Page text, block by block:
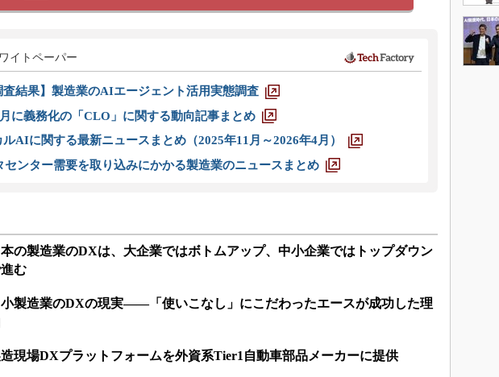
イトペーパー
査結果】製造業のAIエージェント活用実態調査
に義務化の「CLO」に関する動向記事まとめ
ルAIに関する最新ニュースまとめ（2025年11月～2026年4月）
センター需要を取り込みにかかる製造業のニュースまとめ
本の製造業のDXは、大企業ではボトムアップ、中小企業ではトップダウン
む
製造業のDXの現実――「使いこなし」にこだわったエースが成功した理
現場DXプラットフォームを外資系Tier1自動車部品メーカーに提供